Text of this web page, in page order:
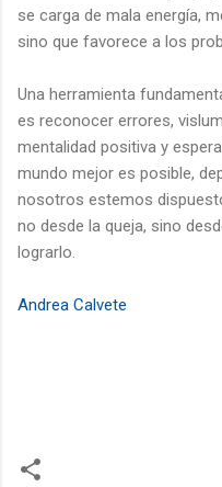
se carga de mala energía,
sino que favorece a los
Una herramienta
es reconocer errores,
mentalidad positiva y
mundo mejor es posible,
nosotros estemos
no desde la queja, sino
lograrlo.
Andrea Calvete